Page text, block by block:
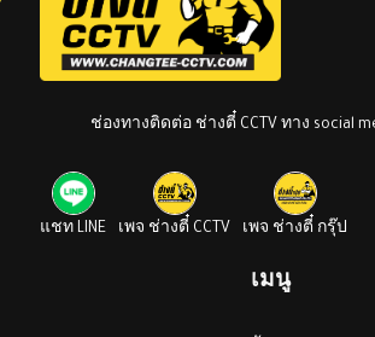
ช่องทางติดต่อ ช่างตี๋ CCTV ทาง social
แชท LINE เพจ ช่างตี๋ CCTV เพจ ช่างตี๋ กรุ๊ป
เมนู